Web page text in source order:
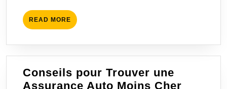
READ MORE READ
MORE
Conseils pour Trouver une
Assurance Auto Moins Cher